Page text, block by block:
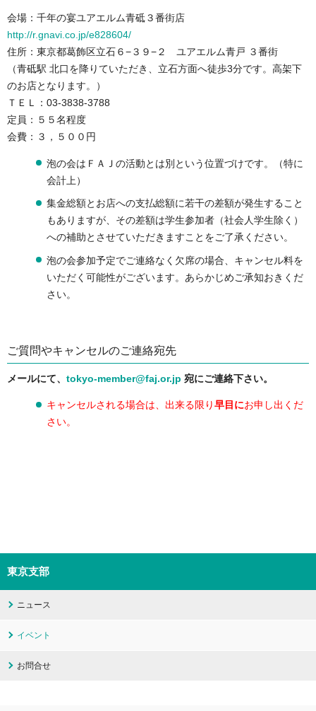
会場：千年の宴ユアエルム青砥３番街店
http://r.gnavi.co.jp/e828604/
住所：東京都葛飾区立石６−３９−２ ユアエルム青戸 ３番街
（青砥駅 北口を降りていただき、立石方面へ徒歩3分です。高架下
のお店となります。）
ＴＥＬ：03-3838-3788
定員：５５名程度
会費：３，５００円
泡の会はＦＡＪの活動とは別という位置づけです。（特に
会計上）
集金総額とお店への支払総額に若干の差額が発生すること
もありますが、その差額は学生参加者（社会人学生除く）
への補助とさせていただきますことをご了承ください。
泡の会参加予定でご連絡なく欠席の場合、キャンセル料を
いただく可能性がございます。あらかじめご承知おきくだ
さい。
ご質問やキャンセルのご連絡宛先
メールにて、 tokyo-member@faj.or.jp 宛にご連絡下さい。
キャンセルされる場合は、出来る限り早目にお申し出くだ
さい。
東京支部
ニュース
イベント
お問合せ